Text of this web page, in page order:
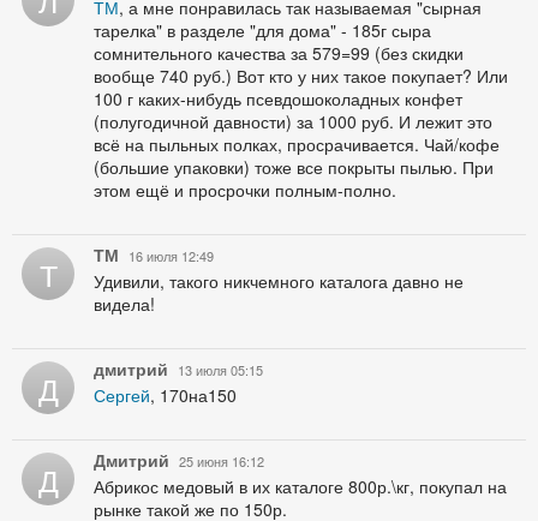
ТМ, а мне понравилась так называемая "сырная
тарелка" в разделе "для дома" - 185г сыра
сомнительного качества за 579=99 (без скидки
вообще 740 руб.) Вот кто у них такое покупает? Или
100 г каких-нибудь псевдошоколадных конфет
(полугодичной давности) за 1000 руб. И лежит это
всё на пыльных полках, просрачивается. Чай/кофе
(большие упаковки) тоже все покрыты пылью. При
этом ещё и просрочки полным-полно.
Т ТМ 16 июля 12:49
Удивили, такого никчемного каталога давно не
видела!
Д дмитрий 13 июля 05:15
Сергей, 170на150
Д Дмитрий 25 июня 16:12
Абрикос медовый в их каталоге 800р.\кг, покупал на
рынке такой же по 150р.